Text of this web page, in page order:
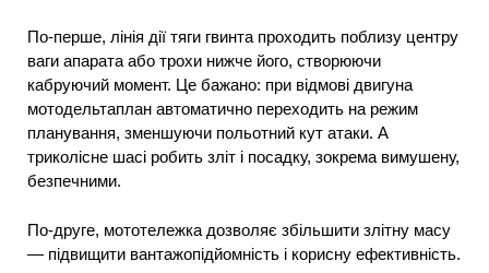
По-перше, лінія дії тяги гвинта проходить поблизу центру
ваги апарата або трохи нижче його, створюючи
кабруючий момент. Це бажано: при відмові двигуна
мотодельтаплан автоматично переходить на режим
планування, зменшуючи польотний кут атаки. А
триколісне шасі робить зліт і посадку, зокрема вимушену,
безпечними.
По-друге, мототележка дозволяє збільшити злітну масу
— підвищити вантажопідйомність і корисну ефективність.